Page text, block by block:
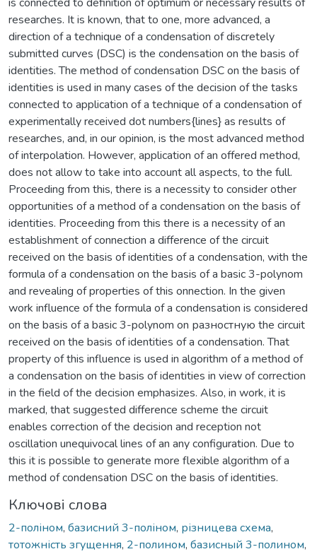
researches. It is known, that to one, more advanced, a
direction of a technique of a condensation of discretely
submitted curves (DSC) is the condensation on the basis of
identities. The method of condensation DSC on the basis of
identities is used in many cases of the decision of the tasks
connected to application of a technique of a condensation of
experimentally received dot numbers{lines} as results of
researches, and, in our opinion, is the most advanced method
of interpolation. However, application of an offered method,
does not allow to take into account all aspects, to the full.
Proceeding from this, there is a necessity to consider other
opportunities of a method of a condensation on the basis of
identities. Proceeding from this there is a necessity of an
establishment of connection a difference of the circuit
received on the basis of identities of a condensation, with the
formula of a condensation on the basis of a basic 3-polynom
and revealing of properties of this onnection. In the given
work influence of the formula of a condensation is considered
on the basis of a basic 3-polynom on разностную the circuit
received on the basis of identities of a condensation. That
property of this influence is used in algorithm of a method of
a condensation on the basis of identities in view of correction
in the field of the decision emphasizes. Also, in work, it is
marked, that suggested difference scheme the circuit
enables correction of the decision and reception not
oscillation unequivocal lines of an any configuration. Due to
this it is possible to generate more flexible algorithm of a
method of condensation DSC on the basis of identities.
Ключові слова
2-поліном, базисний 3-поліном, різницева схема,
тотожність згущення, 2-полином, базисный 3-полином,